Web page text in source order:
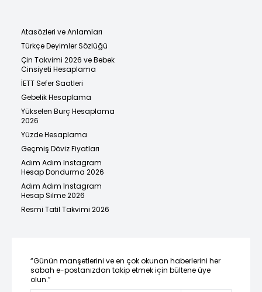
Atasözleri ve Anlamları
Türkçe Deyimler Sözlüğü
Çin Takvimi 2026 ve Bebek
Cinsiyeti Hesaplama
İETT Sefer Saatleri
Gebelik Hesaplama
Yükselen Burç Hesaplama
2026
Yüzde Hesaplama
Geçmiş Döviz Fiyatları
Adım Adım Instagram
Hesap Dondurma 2026
Adım Adım Instagram
Hesap Silme 2026
Resmi Tatil Takvimi 2026
“Günün manşetlerini ve en çok okunan haberlerini her
sabah e-postanızdan takip etmek için bültene üye
olun.”